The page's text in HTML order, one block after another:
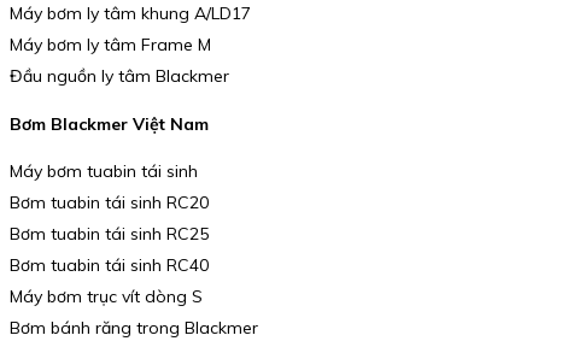
Máy bơm ly tâm khung A/LD17
Máy bơm ly tâm Frame M
Đầu nguồn ly tâm Blackmer
Bơm Blackmer Việt Nam
Máy bơm tuabin tái sinh
Bơm tuabin tái sinh RC20
Bơm tuabin tái sinh RC25
Bơm tuabin tái sinh RC40
Máy bơm trục vít dòng S
Bơm bánh răng trong Blackmer